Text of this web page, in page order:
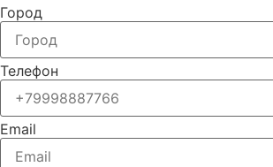
Город
Телефон
Email